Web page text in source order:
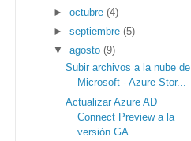
► octubre (4)
► septiembre (5)
▼ agosto (9)
Subir archivos a la nube de
Microsoft - Azure Stor...
Actualizar Azure AD
Connect Preview a la
versión GA